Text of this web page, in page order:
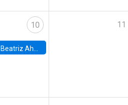
10
Beatriz Ahumada, PhD candidate, Universidad de Pittsburgh
11